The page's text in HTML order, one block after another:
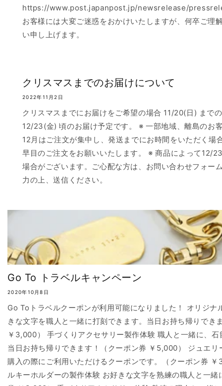
https://www.post.japanpost.jp/newsrelease/
お客様には大変ご迷惑をおかけいたしますが、何卒ご理
い申し上げます。
クリスマスまでのお届けについて
2022年11月2日
クリスマスまでにお届けをご希望の場合 11/20(日) まで
12/23(金) 頃のお届け予定です。 ※ 一部地域、離島のお
12月はご注文が集中し、発送までにお時間をいただく場
早目のご注文をお願いいたします。 ※ 商品によって12/
場合がございます。ご心配な方は、お問い合わせフォー
力の上、送信ください。
Go To トラベルキャンペーン
2020年10月8日
Go Toトラベルクーポンが利用可能になりました！ オリジナ
きな文字を職人と一緒に打刻できます。当日お持ち帰りでき
￥3,000） 手づくりアクセサリー製作体験 職人と一緒に、
当日お持ち帰りできます！（クーポン券 ￥5,000） ジュエ
購入の際にご利用いただけるクーポンです。（クーポン券
ルキーホルダーの製作体験 お好きな文字を熟練の職人と一